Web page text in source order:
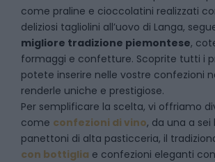
come praline e cioccolatini realizzati
deliziosi tagliolini all’uovo di Langa,
migliore tradizione piemontese,
formaggi e confetture. Scoprite tutti i
potete inserire nelle vostre confezioni
renderle uniche e prestigiose.
Per semplificare la scelta, vi offriamo
come confezioni di vino, da una a sei
panettoni di alta pasticceria, il
con bottiglia e confezioni eleganti